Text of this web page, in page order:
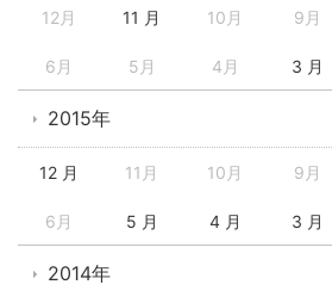
12月 11 月 10月 9月
6月 5月 4月 3 月
2015年
12 月 11月 10月 9月
6月 5 月 4 月 3 月
2014年